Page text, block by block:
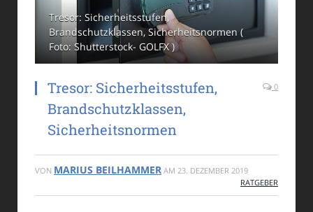
Tresor: Sicherheitsstufen,
Brandschutzklassen, Sicherheitsnormen (
Foto: Shutterstock- GOLFX )
Tresor: Sicherheitsstufen,
Brandschutzklassen,
Sicherheitsnormen
0
VON MARIUS BEILHAMMER AM 23. DEZEMBER 2019
RATGEBER